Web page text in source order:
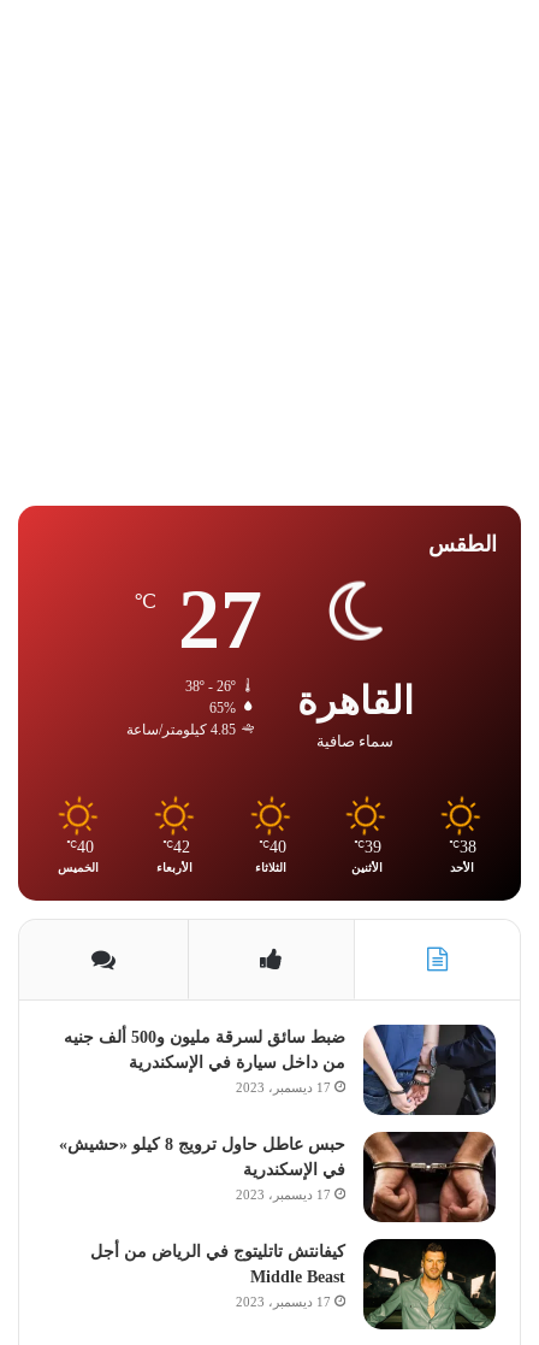
الطقس
القاهرة
سماء صافية
27
℃
38º - 26º
65%
4.85 كيلومتر/ساعة
38
℃
الأحد
39
℃
الأثنين
40
℃
الثلاثاء
42
℃
الأربعاء
40
℃
الخميس
ضبط سائق لسرقة مليون و500 ألف جنيه
من داخل سيارة في الإسكندرية
17 ديسمبر، 2023
حبس عاطل حاول ترويج 8 كيلو «حشيش»
في الإسكندرية
17 ديسمبر، 2023
كيفانتش تاتليتوج في الرياض من أجل
Middle Beast
17 ديسمبر، 2023